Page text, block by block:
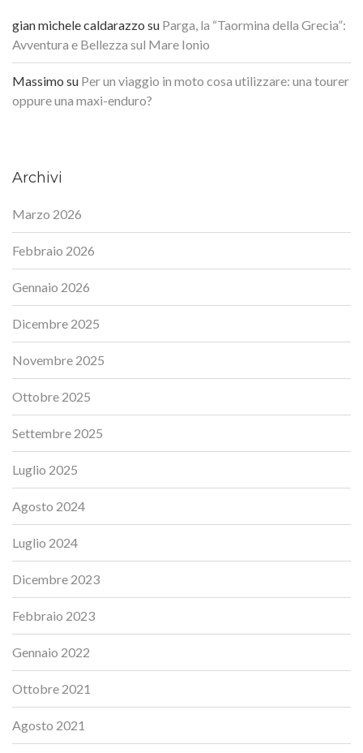
gian michele caldarazzo su Parga, la “Taormina della Grecia”:
Avventura e Bellezza sul Mare Ionio
Massimo su Per un viaggio in moto cosa utilizzare: una tourer
oppure una maxi-enduro?
Archivi
Marzo 2026
Febbraio 2026
Gennaio 2026
Dicembre 2025
Novembre 2025
Ottobre 2025
Settembre 2025
Luglio 2025
Agosto 2024
Luglio 2024
Dicembre 2023
Febbraio 2023
Gennaio 2022
Ottobre 2021
Agosto 2021